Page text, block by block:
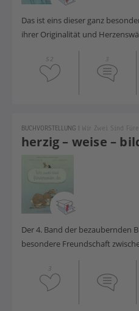
Das ist eins dieser ganz
ihrer Originalität und
52 3
herzig – weise –
BUCHVORSTELLUNG | Wir Zwei Sind
Der 4. Band der bezaubernden
besondere Freundschaft
3